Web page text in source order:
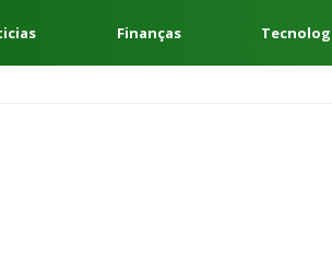
Finanças